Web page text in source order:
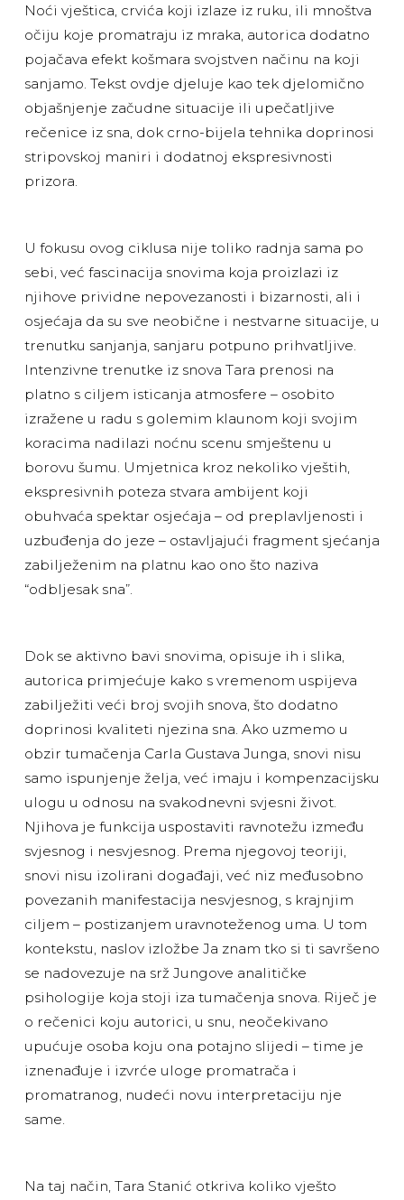
Noći vještica, crvića koji izlaze iz ruku, ili mnoštva
očiju koje promatraju iz mraka, autorica dodatno
pojačava efekt košmara svojstven načinu na koji
sanjamo. Tekst ovdje djeluje kao tek djelomično
objašnjenje začudne situacije ili upečatljive
rečenice iz sna, dok crno-bijela tehnika doprinosi
stripovskoj maniri i dodatnoj ekspresivnosti
prizora.
U fokusu ovog ciklusa nije toliko radnja sama po
sebi, već fascinacija snovima koja proizlazi iz
njihove prividne nepovezanosti i bizarnosti, ali i
osjećaja da su sve neobične i nestvarne situacije, u
trenutku sanjanja, sanjaru potpuno prihvatljive.
Intenzivne trenutke iz snova Tara prenosi na
platno s ciljem isticanja atmosfere – osobito
izražene u radu s golemim klaunom koji svojim
koracima nadilazi noćnu scenu smještenu u
borovu šumu. Umjetnica kroz nekoliko vještih,
ekspresivnih poteza stvara ambijent koji
obuhvaća spektar osjećaja – od preplavljenosti i
uzbuđenja do jeze – ostavljajući fragment sjećanja
zabilježenim na platnu kao ono što naziva
“odbljesak sna”.
Dok se aktivno bavi snovima, opisuje ih i slika,
autorica primjećuje kako s vremenom uspijeva
zabilježiti veći broj svojih snova, što dodatno
doprinosi kvaliteti njezina sna. Ako uzmemo u
obzir tumačenja Carla Gustava Junga, snovi nisu
samo ispunjenje želja, već imaju i kompenzacijsku
ulogu u odnosu na svakodnevni svjesni život.
Njihova je funkcija uspostaviti ravnotežu između
svjesnog i nesvjesnog. Prema njegovoj teoriji,
snovi nisu izolirani događaji, već niz međusobno
povezanih manifestacija nesvjesnog, s krajnjim
ciljem – postizanjem uravnoteženog uma. U tom
kontekstu, naslov izložbe Ja znam tko si ti savršeno
se nadovezuje na srž Jungove analitičke
psihologije koja stoji iza tumačenja snova. Riječ je
o rečenici koju autorici, u snu, neočekivano
upućuje osoba koju ona potajno slijedi – time je
iznenađuje i izvrće uloge promatrača i
promatranog, nudeći novu interpretaciju nje
same.
Na taj način, Tara Stanić otkriva koliko vješto